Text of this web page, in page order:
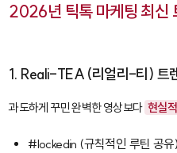
2026년 틱톡 마케팅 최신
1. Reali-TEA (리얼리-티) 트
과도하게 꾸민 완벽한 영상보다 현실
#lockedin (규칙적인 루틴 공유)